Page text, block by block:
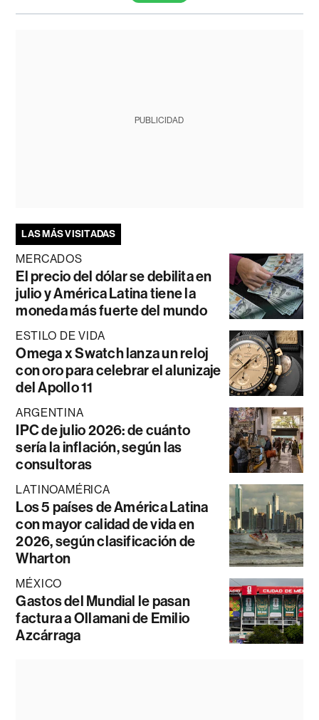
PUBLICIDAD
LAS MÁS VISITADAS
MERCADOS
El precio del dólar se debilita en
julio y América Latina tiene la
moneda más fuerte del mundo
ESTILO DE VIDA
Omega x Swatch lanza un reloj
con oro para celebrar el alunizaje
del Apollo 11
ARGENTINA
IPC de julio 2026: de cuánto
sería la inflación, según las
consultoras
LATINOAMÉRICA
Los 5 países de América Latina
con mayor calidad de vida en
2026, según clasificación de
Wharton
MÉXICO
Gastos del Mundial le pasan
factura a Ollamani de Emilio
Azcárraga